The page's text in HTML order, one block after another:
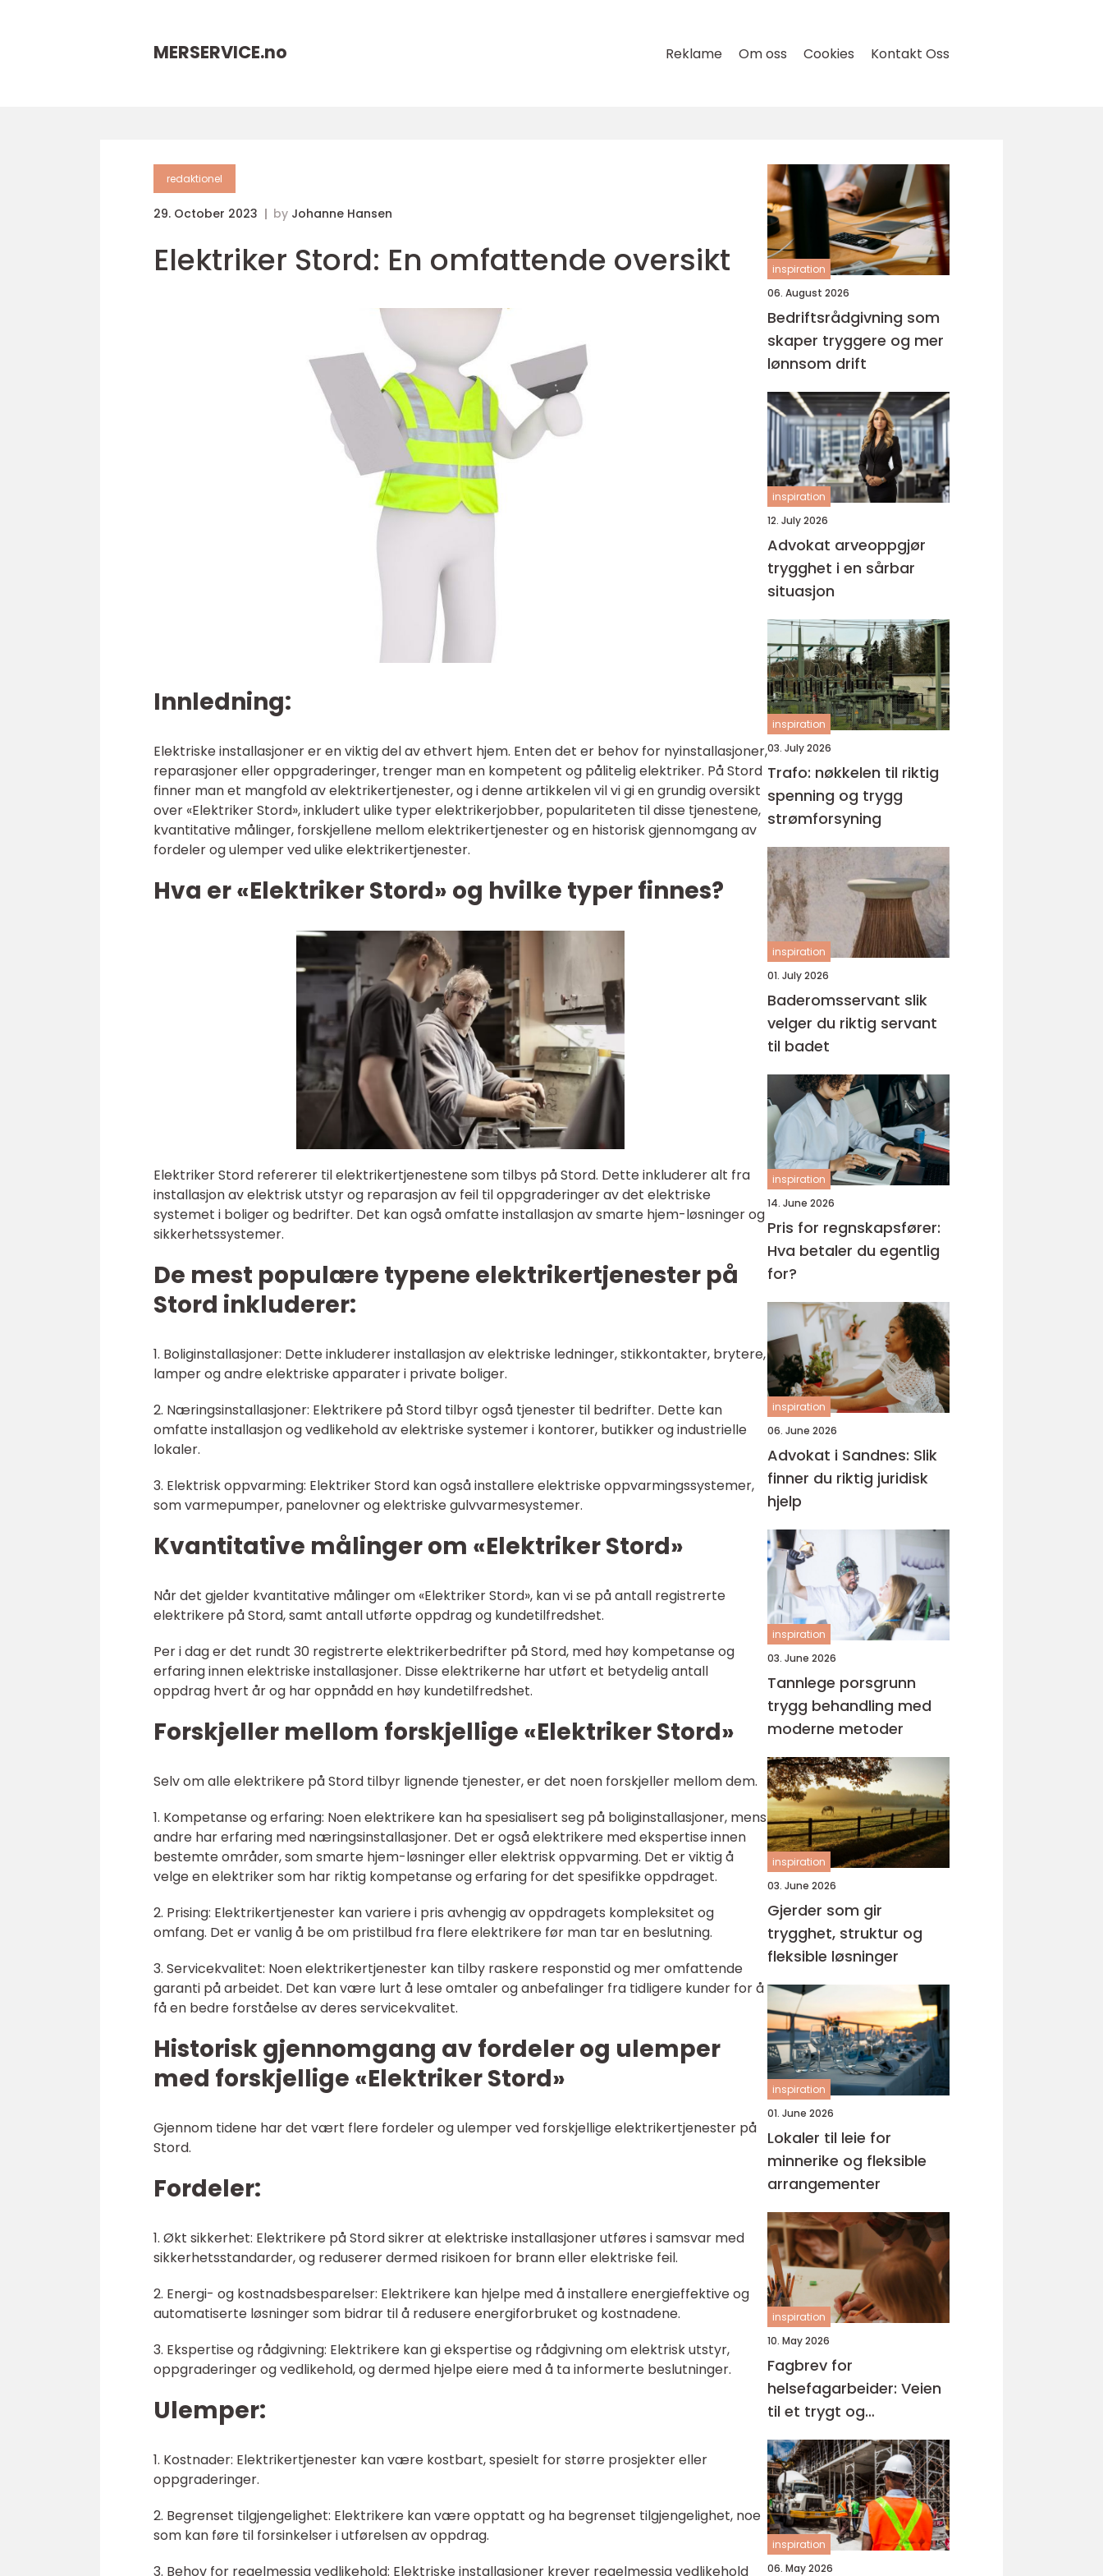
MERSERVICE.no Reklame Om oss Cookies Kontakt Oss
redaktionel
29. October 2023 by Johanne Hansen
Elektriker Stord: En omfattende oversikt
Innledning:
Elektriske installasjoner er en viktig del av ethvert hjem. Enten det er behov for nyinstallasjoner,
reparasjoner eller oppgraderinger, trenger man en kompetent og pålitelig elektriker. På Stord
finner man et mangfold av elektrikertjenester, og i denne artikkelen vil vi gi en grundig oversikt
over «Elektriker Stord», inkludert ulike typer elektrikerjobber, populariteten til disse tjenestene,
kvantitative målinger, forskjellene mellom elektrikertjenester og en historisk gjennomgang av
fordeler og ulemper ved ulike elektrikertjenester.
Hva er «Elektriker Stord» og hvilke typer finnes?
Elektriker Stord refererer til elektrikertjenestene som tilbys på Stord. Dette inkluderer alt fra
installasjon av elektrisk utstyr og reparasjon av feil til oppgraderinger av det elektriske
systemet i boliger og bedrifter. Det kan også omfatte installasjon av smarte hjem-løsninger og
sikkerhetssystemer.
De mest populære typene elektrikertjenester på
Stord inkluderer:
1. Boliginstallasjoner: Dette inkluderer installasjon av elektriske ledninger, stikkontakter, brytere,
lamper og andre elektriske apparater i private boliger.
2. Næringsinstallasjoner: Elektrikere på Stord tilbyr også tjenester til bedrifter. Dette kan
omfatte installasjon og vedlikehold av elektriske systemer i kontorer, butikker og industrielle
lokaler.
3. Elektrisk oppvarming: Elektriker Stord kan også installere elektriske oppvarmingssystemer,
som varmepumper, panelovner og elektriske gulvvarmesystemer.
Kvantitative målinger om «Elektriker Stord»
Når det gjelder kvantitative målinger om «Elektriker Stord», kan vi se på antall registrerte
elektrikere på Stord, samt antall utførte oppdrag og kundetilfredshet.
Per i dag er det rundt 30 registrerte elektrikerbedrifter på Stord, med høy kompetanse og
erfaring innen elektriske installasjoner. Disse elektrikerne har utført et betydelig antall
oppdrag hvert år og har oppnådd en høy kundetilfredshet.
Forskjeller mellom forskjellige «Elektriker Stord»
Selv om alle elektrikere på Stord tilbyr lignende tjenester, er det noen forskjeller mellom dem.
1. Kompetanse og erfaring: Noen elektrikere kan ha spesialisert seg på boliginstallasjoner, mens
andre har erfaring med næringsinstallasjoner. Det er også elektrikere med ekspertise innen
bestemte områder, som smarte hjem-løsninger eller elektrisk oppvarming. Det er viktig å
velge en elektriker som har riktig kompetanse og erfaring for det spesifikke oppdraget.
2. Prising: Elektrikertjenester kan variere i pris avhengig av oppdragets kompleksitet og
omfang. Det er vanlig å be om pristilbud fra flere elektrikere før man tar en beslutning.
3. Servicekvalitet: Noen elektrikertjenester kan tilby raskere responstid og mer omfattende
garanti på arbeidet. Det kan være lurt å lese omtaler og anbefalinger fra tidligere kunder for å
få en bedre forståelse av deres servicekvalitet.
Historisk gjennomgang av fordeler og ulemper
med forskjellige «Elektriker Stord»
Gjennom tidene har det vært flere fordeler og ulemper ved forskjellige elektrikertjenester på
Stord.
Fordeler:
1. Økt sikkerhet: Elektrikere på Stord sikrer at elektriske installasjoner utføres i samsvar med
sikkerhetsstandarder, og reduserer dermed risikoen for brann eller elektriske feil.
2. Energi- og kostnadsbesparelser: Elektrikere kan hjelpe med å installere energieffektive og
automatiserte løsninger som bidrar til å redusere energiforbruket og kostnadene.
3. Ekspertise og rådgivning: Elektrikere kan gi ekspertise og rådgivning om elektrisk utstyr,
oppgraderinger og vedlikehold, og dermed hjelpe eiere med å ta informerte beslutninger.
Ulemper:
1. Kostnader: Elektrikertjenester kan være kostbart, spesielt for større prosjekter eller
oppgraderinger.
2. Begrenset tilgjengelighet: Elektrikere kan være opptatt og ha begrenset tilgjengelighet, noe
som kan føre til forsinkelser i utførelsen av oppdrag.
3. Behov for regelmessig vedlikehold: Elektriske installasjoner krever regelmessig vedlikehold
inspiration
06. August 2026
Bedriftsrådgivning som
skaper tryggere og mer
lønnsom drift
inspiration
12. July 2026
Advokat arveoppgjør
trygghet i en sårbar
situasjon
inspiration
03. July 2026
Trafo: nøkkelen til riktig
spenning og trygg
strømforsyning
inspiration
01. July 2026
Baderomsservant slik
velger du riktig servant
til badet
inspiration
14. June 2026
Pris for regnskapsfører:
Hva betaler du egentlig
for?
inspiration
06. June 2026
Advokat i Sandnes: Slik
finner du riktig juridisk
hjelp
inspiration
03. June 2026
Tannlege porsgrunn
trygg behandling med
moderne metoder
inspiration
03. June 2026
Gjerder som gir
trygghet, struktur og
fleksible løsninger
inspiration
01. June 2026
Lokaler til leie for
minnerike og fleksible
arrangementer
inspiration
10. May 2026
Fagbrev for
helsefagarbeider: Veien
til et trygt og
meningsfullt yrke
inspiration
06. May 2026